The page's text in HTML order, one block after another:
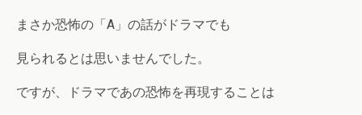
まさか恐怖の「A」の話がドラマでも
見られるとは思いませんでした。
ですが、ドラマであの恐怖を再現することは